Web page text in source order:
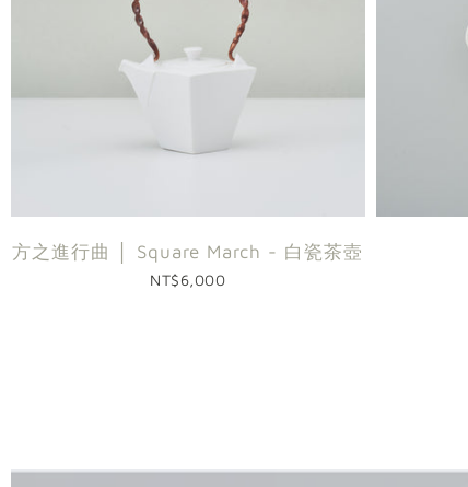
方之進行曲 │ Square March - 白瓷茶壺
NT$6,000